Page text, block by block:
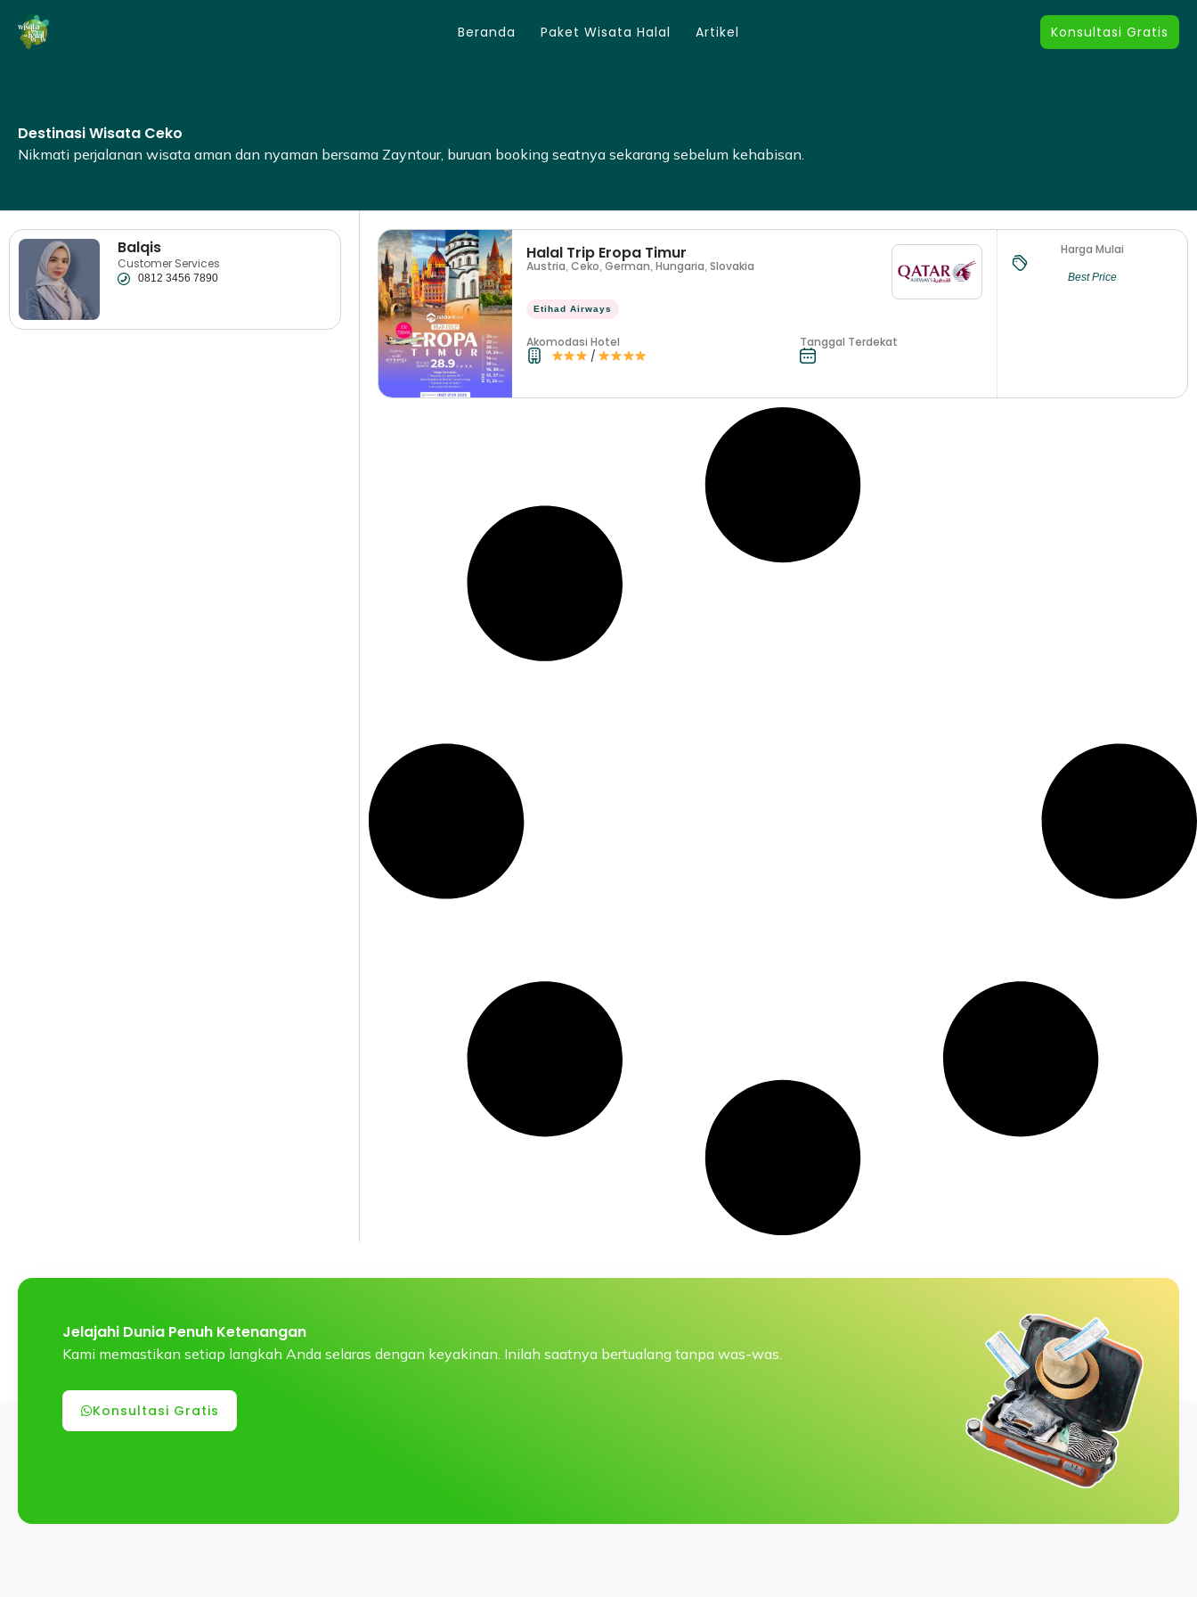
Lewati
Beranda Paket Wisata Halal Artikel Konsultasi Gratis
Destinasi Wisata Ceko
Nikmati perjalanan wisata aman dan nyaman bersama Zayntour, buruan booking seatnya sekarang sebelum kehabisan.
Balqis
Customer Services
0812 3456 7890
Halal Trip Eropa Timur
Austria,Ceko,German, Hungaria,Slovakia
Etihad Airways
Akomodasi Hotel
/
Tanggal Terdekat
Harga Mulai
Best Price
Jelajahi Dunia Penuh Ketenangan
Kami memastikan setiap langkah Anda selaras dengan keyakinan. Inilah saatnya bertualang tanpa was-was.
Konsultasi Gratis